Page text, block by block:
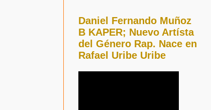
Daniel Fernando Muñoz
B KAPER; Nuevo Artísta
del Género Rap. Nace en
Rafael Uribe Uribe